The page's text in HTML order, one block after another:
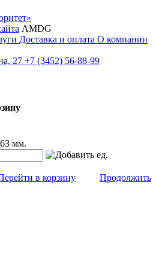
AMDG
Доставка и оплата О компании
27 +7 (3452) 56-88-99
мм.
ед.
в корзину
Продолжить